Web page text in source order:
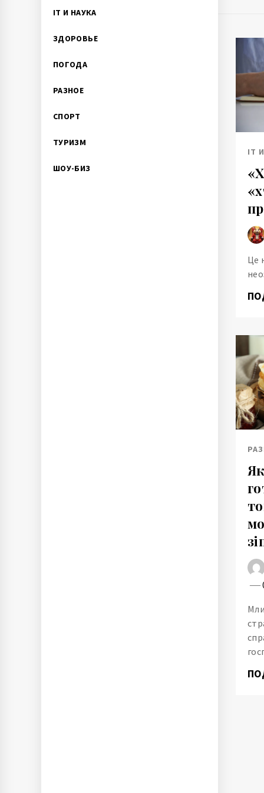
IT И НАУКА
ЗДОРОВЬЕ
ПОГОДА
РАЗНОЕ
СПОРТ
ТУРИЗМ
ШОУ-БИЗ
IT
Це